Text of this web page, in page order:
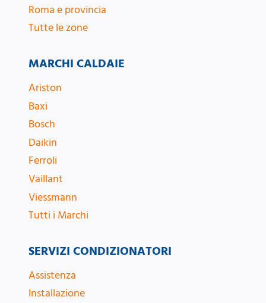
Roma e provincia
Tutte le zone
MARCHI CALDAIE
Ariston
Baxi
Bosch
Daikin
Ferroli
Vaillant
Viessmann
Tutti i Marchi
SERVIZI CONDIZIONATORI
Assistenza
Installazione